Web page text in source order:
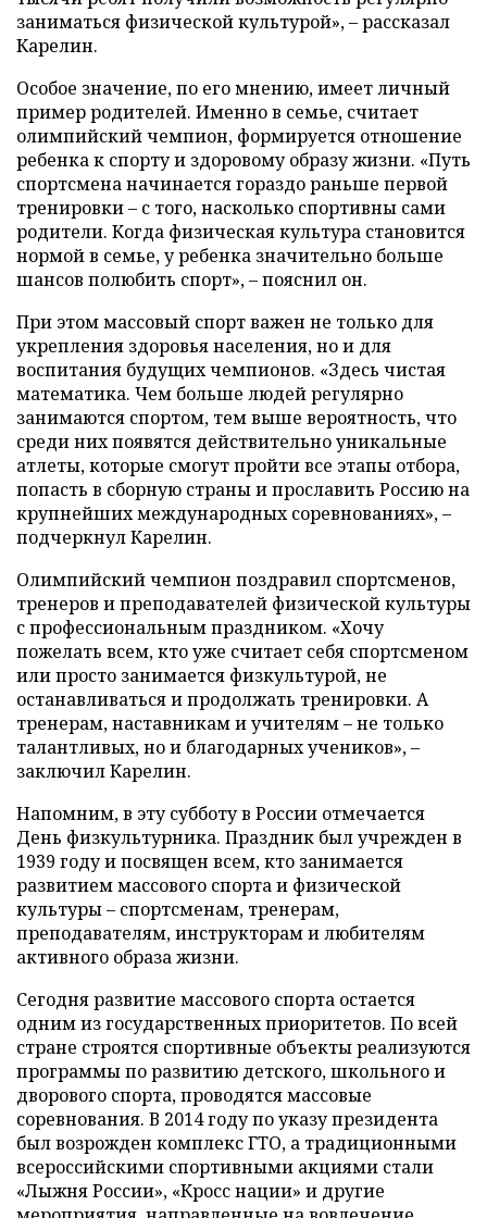
заниматься физической культурой», – рассказал
Карелин.
Особое значение, по его мнению, имеет личный
пример родителей. Именно в семье, считает
олимпийский чемпион, формируется отношение
ребенка к спорту и здоровому образу жизни. «Путь
спортсмена начинается гораздо раньше первой
тренировки – с того, насколько спортивны сами
родители. Когда физическая культура становится
нормой в семье, у ребенка значительно больше
шансов полюбить спорт», – пояснил он.
При этом массовый спорт важен не только для
укрепления здоровья населения, но и для
воспитания будущих чемпионов. «Здесь чистая
математика. Чем больше людей регулярно
занимаются спортом, тем выше вероятность, что
среди них появятся действительно уникальные
атлеты, которые смогут пройти все этапы отбора,
попасть в сборную страны и прославить Россию на
крупнейших международных соревнованиях», –
подчеркнул Карелин.
Олимпийский чемпион поздравил спортсменов,
тренеров и преподавателей физической культуры
с профессиональным праздником. «Хочу
пожелать всем, кто уже считает себя спортсменом
или просто занимается физкультурой, не
останавливаться и продолжать тренировки. А
тренерам, наставникам и учителям – не только
талантливых, но и благодарных учеников», –
заключил Карелин.
Напомним, в эту субботу в России отмечается
День физкультурника. Праздник был учрежден в
1939 году и посвящен всем, кто занимается
развитием массового спорта и физической
культуры – спортсменам, тренерам,
преподавателям, инструкторам и любителям
активного образа жизни.
Сегодня развитие массового спорта остается
одним из государственных приоритетов. По всей
стране строятся спортивные объекты реализуются
программы по развитию детского, школьного и
дворового спорта, проводятся массовые
соревнования. В 2014 году по указу президента
был возрожден комплекс ГТО, а традиционными
всероссийскими спортивными акциями стали
«Лыжня России», «Кросс нации» и другие